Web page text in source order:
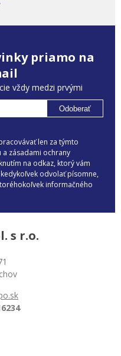
priamo na
vždy medzi prvými
Odoberať
len za týmto
zásadami ochrany
na odkaz, ktorý vám
odvolať písomne,
informačného
s r.o.